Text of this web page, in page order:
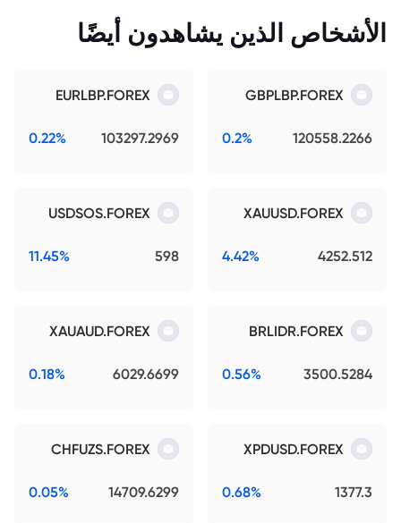
الأشخاص الذين يشاهدون أيضًا
GBPLBP.FOREX
120558.2266
0.2%
EURLBP.FOREX
103297.2969
0.22%
XAUUSD.FOREX
4252.512
4.42%
USDSOS.FOREX
598
11.45%
BRLIDR.FOREX
3500.5284
0.56%
XAUAUD.FOREX
6029.6699
0.18%
XPDUSD.FOREX
1377.3
0.68%
CHFUZS.FOREX
14709.6299
0.05%